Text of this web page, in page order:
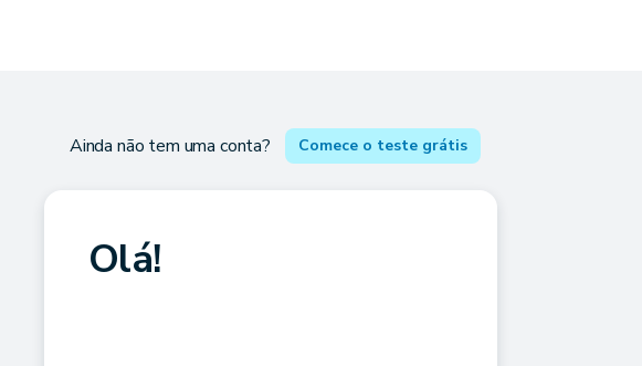
Ainda não tem uma conta? Comece o teste grátis
Olá!